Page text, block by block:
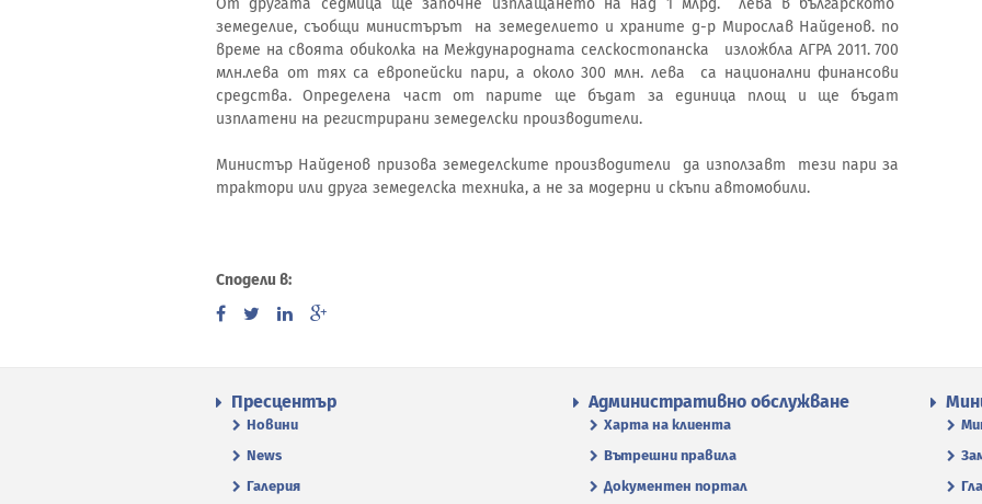
От другата седмица ще започне изплащането на над 1 млрд. лева в българското
земеделие, съобщи министърът на земеделието и храните д-р Мирослав Найденов. по
време на своята обиколка на Международната селскостопанска изложбла АГРА 2011. 700
млн.лева от тях са европейски пари, а около 300 млн. лева са национални финансови
средства. Определена част от парите ще бъдат за единица площ и ще бъдат
изплатени на регистрирани земеделски производители.
Министър Найденов призова земеделските производители да използавт тези пари за
трактори или друга земеделска техника, а не за модерни и скъпи автомобили.
Сподели в:
Пресцентър
Новини
News
Галерия
Административно обслужване
Харта на клиента
Вътрешни правила
Документен портал